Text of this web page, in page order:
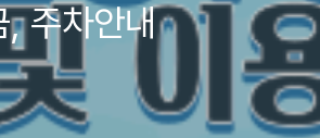
주차안내